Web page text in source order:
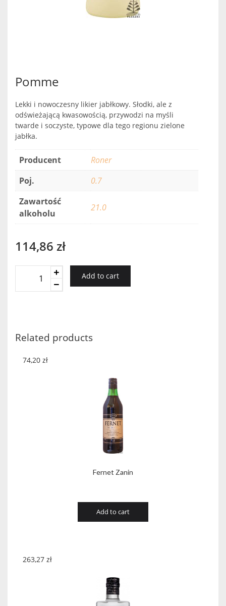
Pomme
Lekki i nowoczesny likier jabłkowy. Słodki, ale z
odświeżającą kwasowością, przywodzi na myśli
twarde i soczyste, typowe dla tego regionu zielone
jabłka.
Producent
Roner
Poj.
0.7
Zawartość
alkoholu
21.0
114,86 zł
quantity
Add to cart
Related products
Fernet Zanin
74,20 zł
Add to cart
263,27 zł